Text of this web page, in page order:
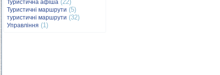
Туристична афіша (22)
Туристичні маршрути (5)
туристичні маршрути (32)
Управління (1)